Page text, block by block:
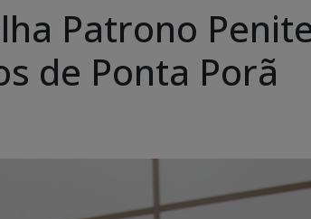
Patrono
de Ponta Porã